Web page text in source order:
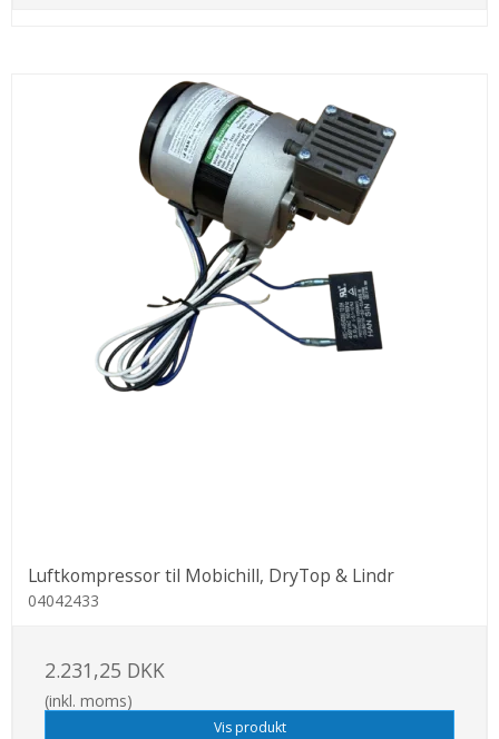
Luftkompressor til Mobichill, DryTop & Lindr
04042433
2.231,25 DKK
(inkl. moms)
Vis produkt